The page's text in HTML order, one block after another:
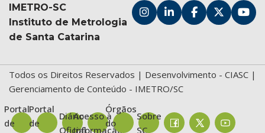
IMETRO-SC
Instituto de Metrologia
de Santa Catarina
Todos os Direitos Reservados | Desenvolvimento - CIASC |
Gerenciamento de Conteúdo - IMETRO/SC
Portal
de
Portal
de
Diário
Oficial
Acesso à
Informação
Órgãos
do
Sobre
SC